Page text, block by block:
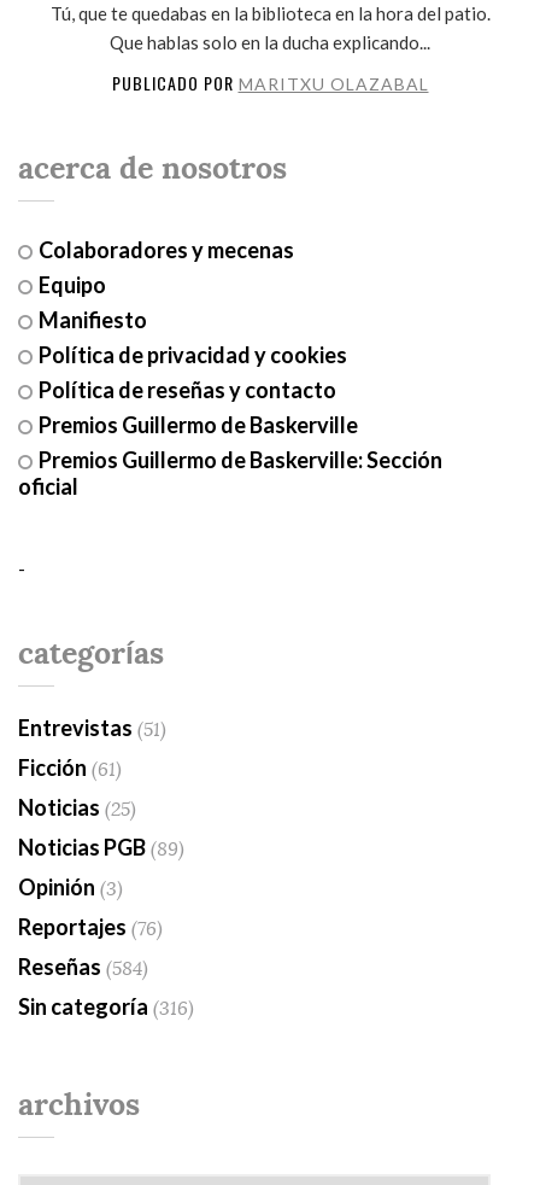
Tú, que te quedabas en la biblioteca en la hora del patio.
Que hablas solo en la ducha explicando...
PUBLICADO POR MARITXU OLAZABAL
acerca de nosotros
Colaboradores y mecenas
Equipo
Manifiesto
Política de privacidad y cookies
Política de reseñas y contacto
Premios Guillermo de Baskerville
Premios Guillermo de Baskerville: Sección
oficial
-
categorías
Entrevistas (51)
Ficción (61)
Noticias (25)
Noticias PGB(89)
Opinión (3)
Reportajes (76)
Reseñas (584)
Sin categoría (316)
archivos